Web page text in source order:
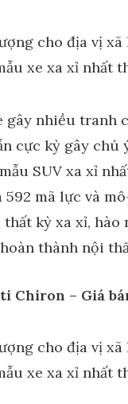
gây nhiều tranh
cực kỳ gây
SUV xa xỉ
592 mã lực và
kỳ xa xỉ, hào
thành nội
Chiron – Giá